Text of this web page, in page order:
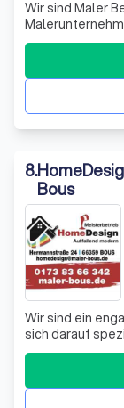
Wir sind Maler
besteht aus
Leidenschaft
stolz darauf,
8.
Bous
Wir sind ein
sich darauf
Arbeitsräume
Beginn der
Ihre
passenden